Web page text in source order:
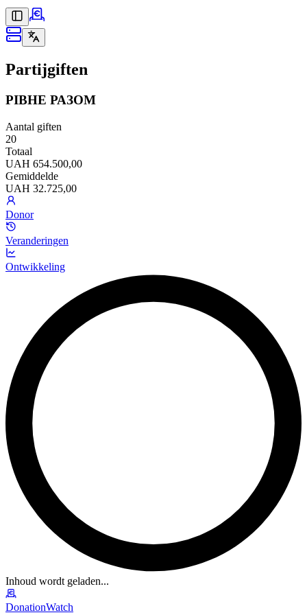
Partijgiften
РІВНЕ РАЗОМ
Aantal giften
20
Totaal
UAH 654.500,00
Gemiddelde
UAH 32.725,00
Donor
Veranderingen
Ontwikkeling
Inhoud wordt geladen...
DonationWatch